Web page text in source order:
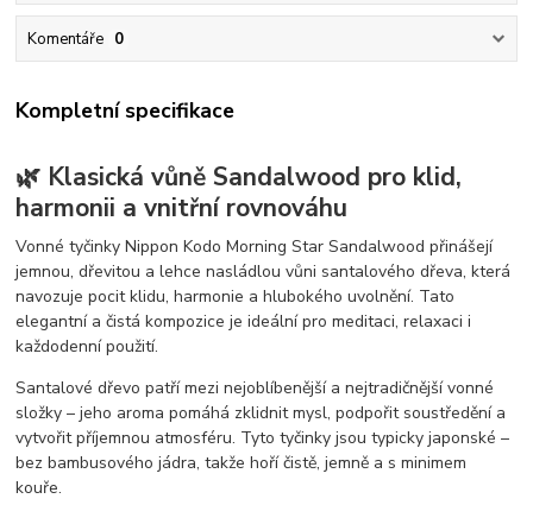
Komentáře 0
Kompletní specifikace
🌿 Klasická vůně Sandalwood pro klid,
harmonii a vnitřní rovnováhu
Vonné tyčinky Nippon Kodo Morning Star Sandalwood přinášejí
jemnou, dřevitou a lehce nasládlou vůni santalového dřeva, která
navozuje pocit klidu, harmonie a hlubokého uvolnění. Tato
elegantní a čistá kompozice je ideální pro meditaci, relaxaci i
každodenní použití.
Santalové dřevo patří mezi nejoblíbenější a nejtradičnější vonné
složky – jeho aroma pomáhá zklidnit mysl, podpořit soustředění a
vytvořit příjemnou atmosféru. Tyto tyčinky jsou typicky japonské –
bez bambusového jádra, takže hoří čistě, jemně a s minimem
kouře.